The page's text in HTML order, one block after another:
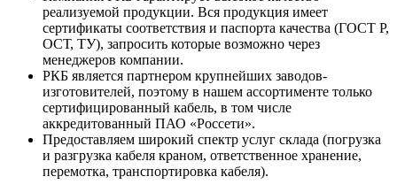
реализуемой продукции. Вся продукция имеет
сертификаты соответствия и паспорта качества (ГОСТ Р,
ОСТ, ТУ), запросить которые возможно через
менеджеров компании.
РКБ является партнером крупнейших заводов-
изготовителей, поэтому в нашем ассортименте только
сертифицированный кабель, в том числе
аккредитованный ПАО «Россети».
Предоставляем широкий спектр услуг склада (погрузка
и разгрузка кабеля краном, ответственное хранение,
перемотка, транспортировка кабеля).